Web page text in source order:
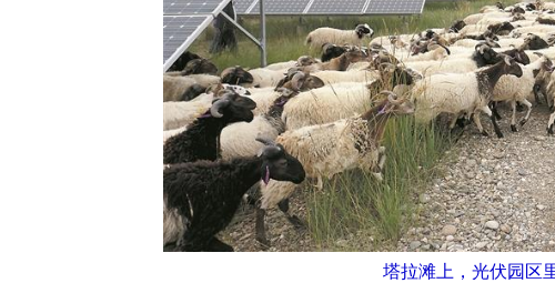
塔拉滩上，光伏园区